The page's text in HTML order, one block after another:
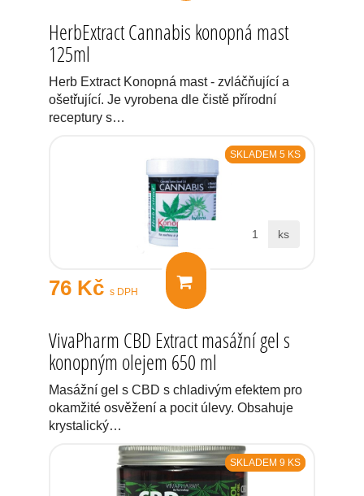
HerbExtract Cannabis konopná mast
125ml
Herb Extract Konopná mast - zvláčňující a
ošetřující. Je vyrobena dle čistě přírodní
receptury s…
SKLADEM 5 KS
76 Kč s DPH
ks
VivaPharm CBD Extract masážní gel s
konopným olejem 650 ml
Masážní gel s CBD s chladivým efektem pro
okamžité osvěžení a pocit úlevy. Obsahuje
krystalický…
SKLADEM 9 KS